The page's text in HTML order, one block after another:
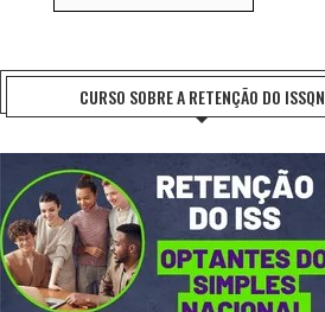
CURSO SOBRE A RETENÇÃO DO ISSQN